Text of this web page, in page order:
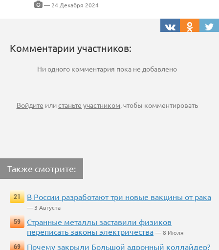
— 24 Декабря 2024
Комментарии участников:
Ни одного комментария пока не добавлено
Войдите илистаньте участником, чтобы комментировать
Также смотрите:
21 В России разработают три новые вакцины от рака
— 3 Августа
59
Странные металлы заставили физиков
переписать законы электричества — 8 Июля
69
Почему закрыли Большой адронный коллайдер?